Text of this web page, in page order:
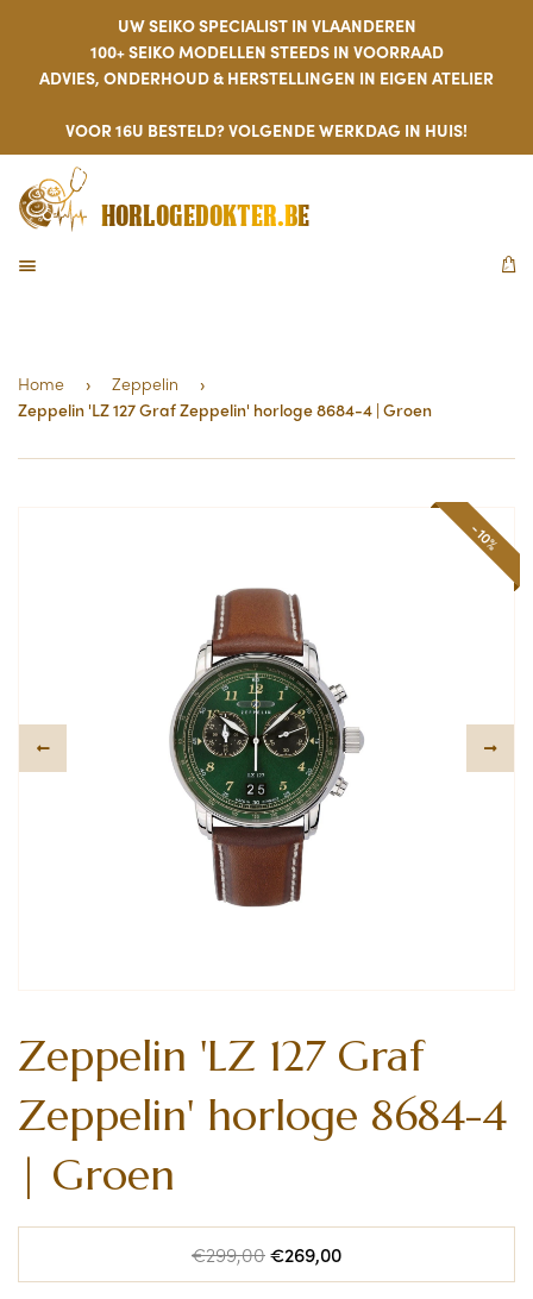
UW SEIKO SPECIALIST IN VLAANDEREN
100+ SEIKO MODELLEN STEEDS IN VOORRAAD
ADVIES, ONDERHOUD & HERSTELLINGEN IN EIGEN ATELIER
VOOR 16U BESTELD? VOLGENDE WERKDAG IN HUIS!
HORLOGEDOKTER.BE
Home › Zeppelin
›
Zeppelin 'LZ 127 Graf Zeppelin' horloge 8684-4 | Groen
-10%
Zeppelin 'LZ 127 Graf
Zeppelin' horloge 8684-4
| Groen
Afgeprijsde
prijs
€299,00€269,00